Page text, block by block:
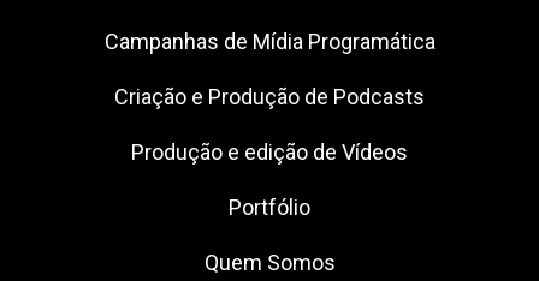
Campanhas de Mídia Programática
Criação e Produção de Podcasts
Produção e edição de Vídeos
Portfólio
Quem Somos